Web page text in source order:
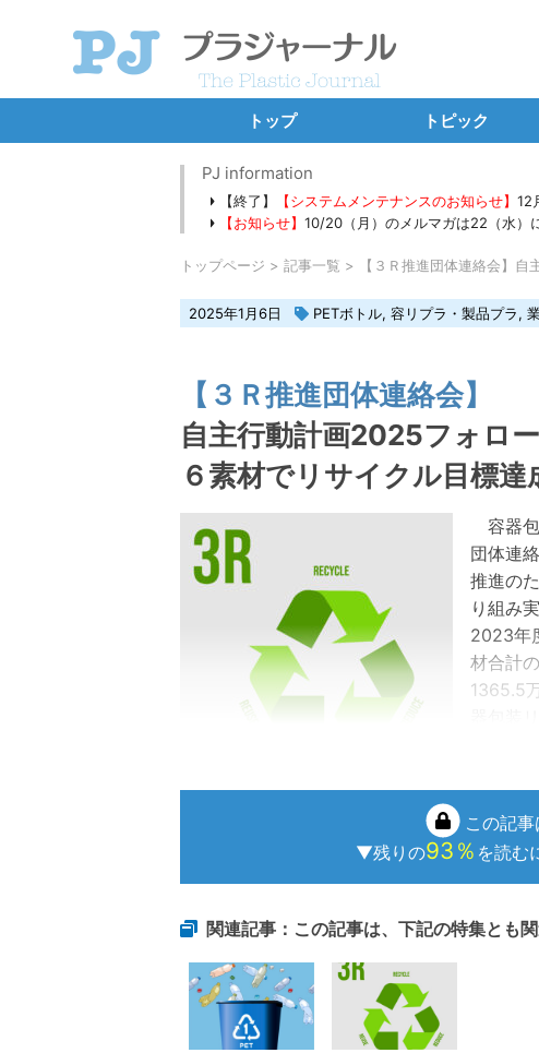
トップ トピック
プラ新法・容リ
バーゼル条約等輸出
独占インタビュー
連載コラム
PJ information
【終了】 【システムメンテナンスのお知らせ】12
【お知らせ】10/20（月）のメルマガは22（水）
トップページ 記事一覧 【３Ｒ推進団体連絡会】
2025年1月6日 PETボトル, 容リプラ・製品プラ,
【３Ｒ推進団体連絡会】
自主行動計画2025フォロ
６素材でリサイクル目標達
容器包
団体連
推進の
り組み
2023年
材合計
1365.5
この記事
▼残りの93％ を読む
関連記事：この記事は、下記の特集とも